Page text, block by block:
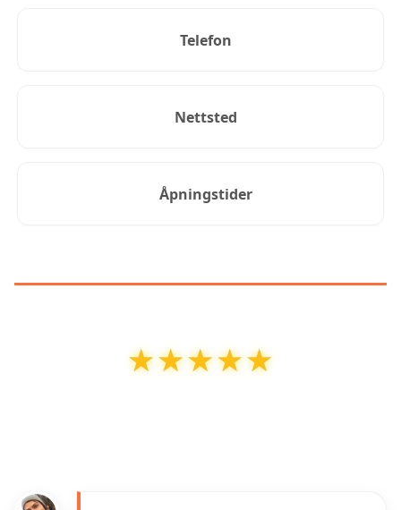
Telefon
Nettsted
Åpningstider
★★★★★
★★★★★